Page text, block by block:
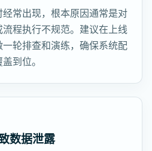
常出现，根本原因通常是对
程执行不规范。建议在上线
轮排查和演练，确保系统配
到位。
数据泄露